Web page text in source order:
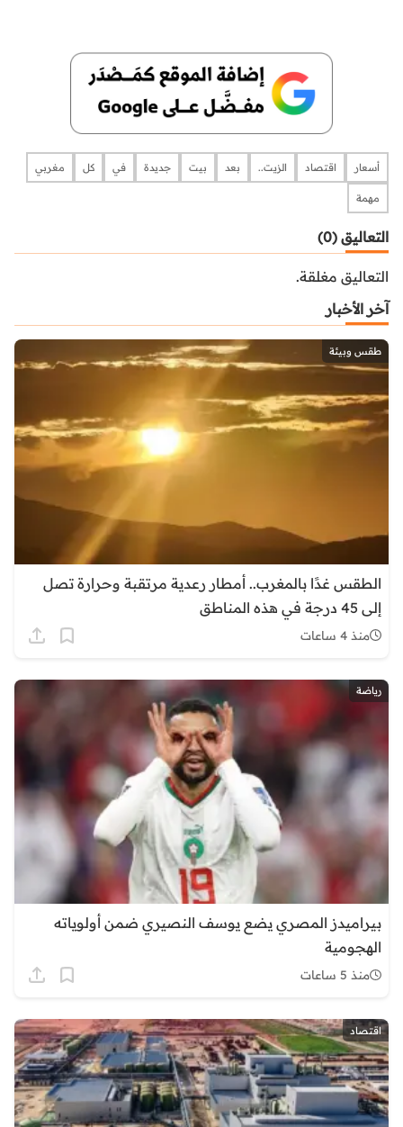
أسعار اقتصاد الزيت.. بعد بيت جديدة في كل مغربي
مهمة
التعاليق (0)
التعاليق مغلقة.
آخر الأخبار
طقس وبيئة
الطقس غدًا بالمغرب.. أمطار رعدية مرتقبة وحرارة تصل
إلى 45 درجة في هذه المناطق
منذ 4 ساعات
رياضة
بيراميدز المصري يضع يوسف النصيري ضمن أولوياته
الهجومية
منذ 5 ساعات
اقتصاد